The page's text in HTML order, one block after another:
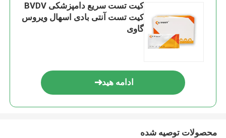
کیت تست سریع دامپزشکی BVDV
کیت تست آنتی بادی اسهال ویروس
گاوی
ادامه هید
محصولات توصیه شده